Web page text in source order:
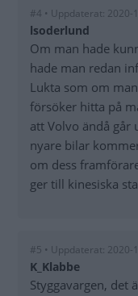
#4 • Uppdaterat: 2020-
lsoderlund
Om man hade
hade man redan
Lukta som om
försöker hitta på
att Volvo ändå går
nyare bilar
om dess
ger till kinesiska
#5 • Uppdaterat: 2020-
K_Klabbe
Styggavargen, det